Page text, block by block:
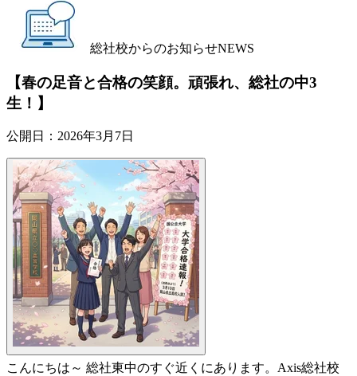
総社校からのお知らせNEWS
【春の足音と合格の笑顔。頑張れ、総社の中3
生！】
公開日： 2026年3月7日
こんにちは～ 総社東中のすぐ近くにあります。Axis総社校